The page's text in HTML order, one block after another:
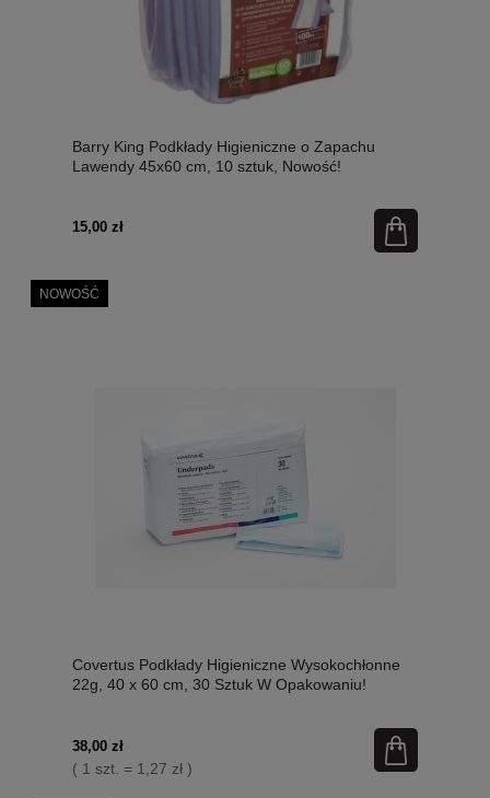
Barry King Podkłady Higieniczne o Zapachu
Lawendy 45x60 cm, 10 sztuk, Nowość!
15,00 zł
Covertus Podkłady Higieniczne Wysokochłonne
22g, 40 x 60 cm, 30 Sztuk W Opakowaniu!
38,00 zł
( 1 szt. = 1,27 zł )
NOWOŚĆ